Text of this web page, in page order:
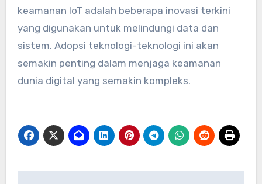
keamanan IoT adalah beberapa inovasi terkini
yang digunakan untuk melindungi data dan
sistem. Adopsi teknologi-teknologi ini akan
semakin penting dalam menjaga keamanan
dunia digital yang semakin kompleks.